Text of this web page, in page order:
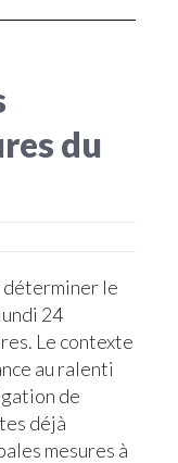
du
déterminer le
24
Le contexte
au ralenti
de
déjà
mesures à